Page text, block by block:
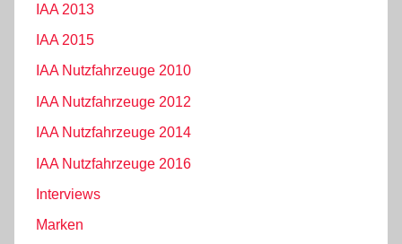
IAA 2013
IAA 2015
IAA Nutzfahrzeuge 2010
IAA Nutzfahrzeuge 2012
IAA Nutzfahrzeuge 2014
IAA Nutzfahrzeuge 2016
Interviews
Marken